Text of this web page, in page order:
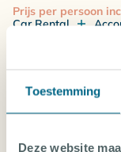
Toestemming
Deze website
Prijs per persoon
Car Rental
Prijzen zijn
contact met ons